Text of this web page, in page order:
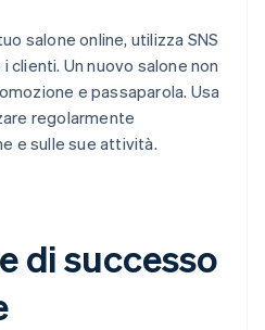
salone online, utilizza SNS
Un nuovo salone non
e passaparola. Usa
regolarmente
e sulle sue attività.
di successo